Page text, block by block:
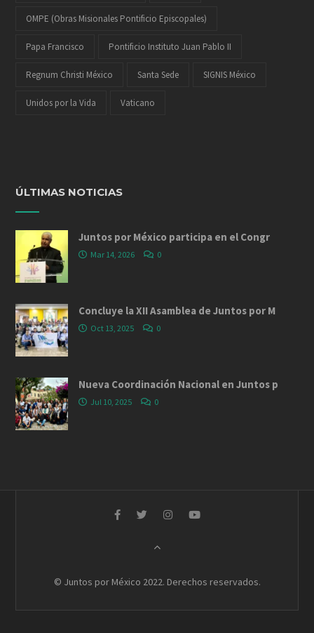
OMPE (Obras Misionales Pontificio Episcopales)
Papa Francisco Pontificio Instituto Juan Pablo II
Regnum Christi México Santa Sede SIGNIS México
Unidos por la Vida Vaticano
ÚLTIMAS NOTICIAS
Juntos por México participa en el Congr
Mar 14, 2026 0
Concluye la XII Asamblea de Juntos por M
Oct 13, 2025 0
Nueva Coordinación Nacional en Juntos p
Jul 10, 2025 0
© Juntos por México 2022. Derechos reservados.